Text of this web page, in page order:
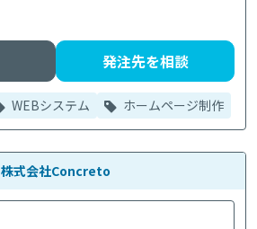
発注先を相談
WEBシステム ホームページ制作
株式会社Concreto